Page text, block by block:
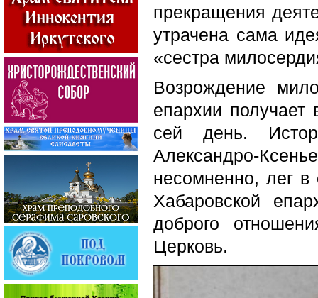
прекращения
утрачена сама
«сестра
Возрождение
епархии получает
сей день.
Александро-
несомненно, лег в
Хабаровской
доброго
Церковь.